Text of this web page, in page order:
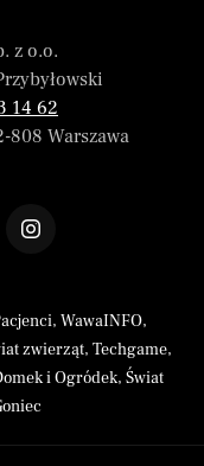
z o.o.
14 62
Warszawa
, WawaINFO,
zwierząt, Techgame,
i Ogródek, Świat